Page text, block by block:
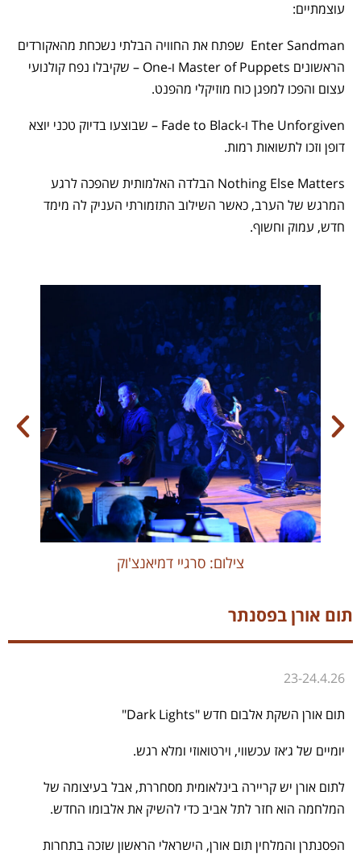
עוצמתיים:
Enter Sandman שפתח את החוויה הבלתי נשכחת מהאקורדים
הראשונים Master of Puppets ו-One – שקיבלו נפח קולנועי
עצום והפכו למפגן כוח מוזיקלי מהפנט.
The Unforgiven ו-Fade to Black – שבוצעו בדיוק טכני יוצא
דופן וזכו לתשואות רמות.
Nothing Else Matters הבלדה האלמותית שהפכה לרגע
המרגש של הערב, כאשר השילוב התזמורתי העניק לה מימד
חדש, עמוק וחשוף.
צילום: סרגיי דמיאנצ'וק
תום אורן בפסנתר
23-24.4.26
תום אורן השקת אלבום חדש "Dark Lights"
יומיים של ג׳אז עכשווי, וירטואוזי ומלא רגש.
לתום אורן יש קריירה בינלאומית מסחררת, אבל בעיצומה של
המלחמה הוא חזר לתל אביב כדי להשיק את אלבומו החדש.
הפסנתרן והמלחין תום אורן, הישראלי הראשון שזכה בתחרות